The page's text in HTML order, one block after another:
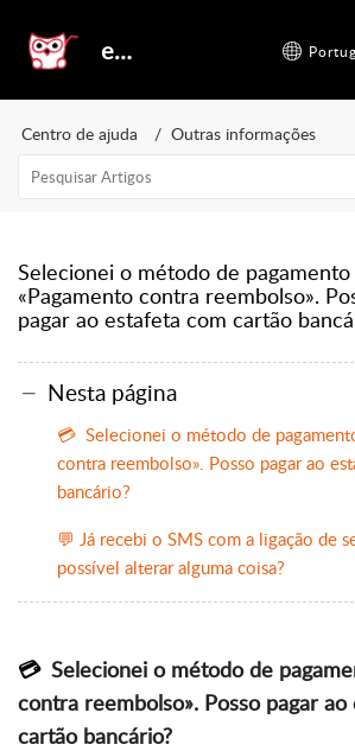
etal24
Centro de ajuda Outras informações
Selecionei o método de pagamento
«Pagamento contra reembolso».
pagar ao estafeta com cartão
Nesta página
💳 Selecionei o método de
contra reembolso». Posso pagar ao
bancário?
💬 Já recebi o SMS com a ligação de
possível alterar alguma coisa?
💳 Selecionei o método de
contra reembolso». Posso pagar
cartão bancário?